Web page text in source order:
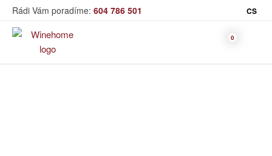
Rádi Vám poradíme: 604 786 501 CS